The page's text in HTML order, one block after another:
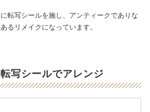
転写シールを施し、アンティークでありな
るリメイクになっています。
写シールでアレンジ